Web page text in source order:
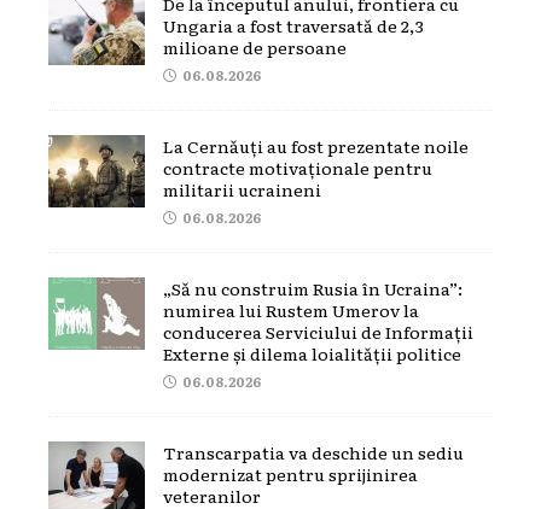
Ungaria a fost traversată de 2,3
milioane de persoane
06.08.2026
La Cernăuți au fost prezentate noile
contracte motivaționale pentru
militarii ucraineni
06.08.2026
„Să nu construim Rusia în Ucraina”:
numirea lui Rustem Umerov la
conducerea Serviciului de Informații
Externe și dilema loialității politice
06.08.2026
Transcarpatia va deschide un sediu
modernizat pentru sprijinirea
veteranilor